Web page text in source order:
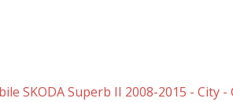
SKODA Superb II 2008-2015 - City